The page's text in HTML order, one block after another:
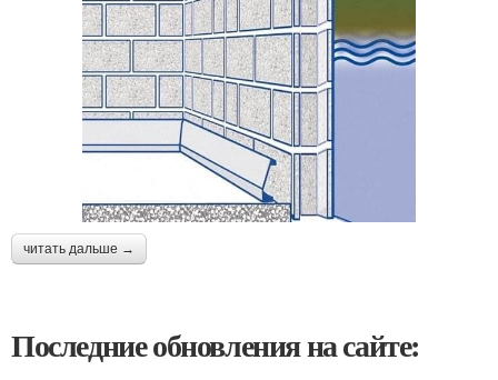
читать дальше →
Последние обновления на сайте: